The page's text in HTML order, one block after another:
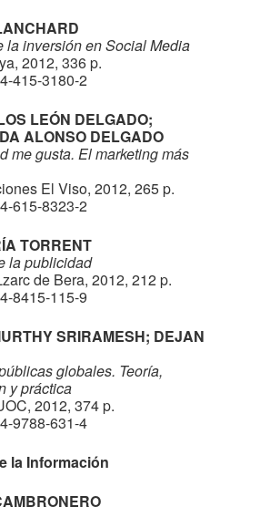
la inversión en Social Media
2012, 336 p.
415-3180-2
LEÓN DELGADO;
ALONSO DELGADO
me gusta. El marketing más
El Viso, 2012, 265 p.
615-8323-2
TORRENT
la publicidad
de Bera, 2012, 212 p.
8415-115-9
SRIRAMESH; DEJAN
globales. Teoría,
y práctica
2012, 374 p.
9788-631-4
la Información